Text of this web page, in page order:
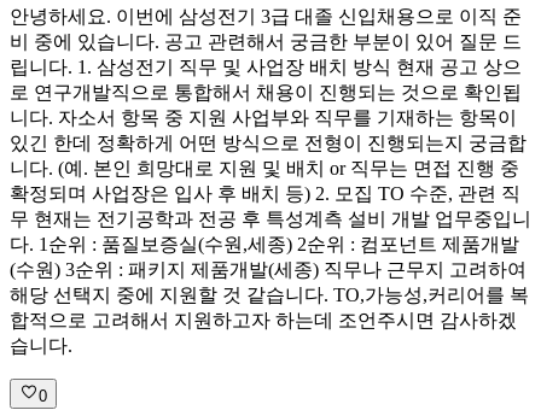
안녕하세요. 이번에 삼성전기 3급 대졸 신입채용으로 이직 준
비 중에 있습니다. 공고 관련해서 궁금한 부분이 있어 질문 드
립니다. 1. 삼성전기 직무 및 사업장 배치 방식 현재 공고 상으
로 연구개발직으로 통합해서 채용이 진행되는 것으로 확인됩
니다. 자소서 항목 중 지원 사업부와 직무를 기재하는 항목이
있긴 한데 정확하게 어떤 방식으로 전형이 진행되는지 궁금합
니다. (예. 본인 희망대로 지원 및 배치 or 직무는 면접 진행 중
확정되며 사업장은 입사 후 배치 등) 2. 모집 TO 수준, 관련 직
무 현재는 전기공학과 전공 후 특성계측 설비 개발 업무중입니
다. 1순위 : 품질보증실(수원,세종) 2순위 : 컴포넌트 제품개발
(수원) 3순위 : 패키지 제품개발(세종) 직무나 근무지 고려하여
해당 선택지 중에 지원할 것 같습니다. TO,가능성,커리어를 복
합적으로 고려해서 지원하고자 하는데 조언주시면 감사하겠
습니다.
0